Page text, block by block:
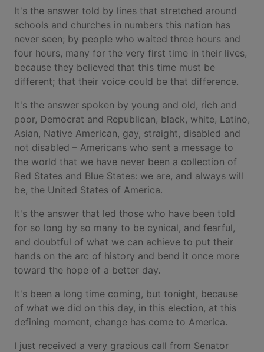
It's the answer told by lines that stretched around
schools and churches in numbers this nation has
never seen; by people who waited three hours and
four hours, many for the very first time in their lives,
because they believed that this time must be
different; that their voice could be that difference.
It's the answer spoken by young and old, rich and
poor, Democrat and Republican, black, white, Latino,
Asian, Native American, gay, straight, disabled and
not disabled – Americans who sent a message to
the world that we have never been a collection of
Red States and Blue States: we are, and always will
be, the United States of America.
It's the answer that led those who have been told
for so long by so many to be cynical, and fearful,
and doubtful of what we can achieve to put their
hands on the arc of history and bend it once more
toward the hope of a better day.
It's been a long time coming, but tonight, because
of what we did on this day, in this election, at this
defining moment, change has come to America.
I just received a very gracious call from Senator